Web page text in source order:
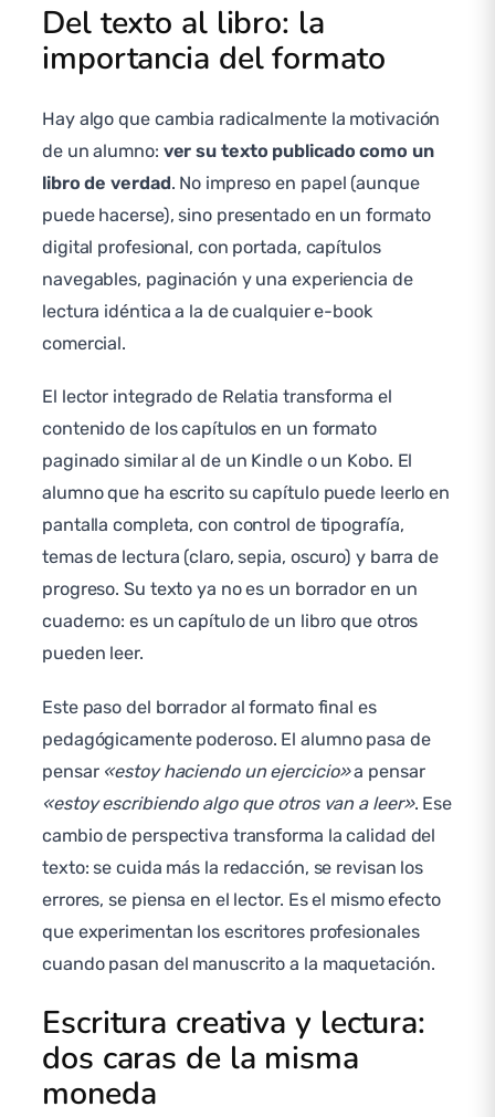
Del texto al libro: la
importancia del formato
Hay algo que cambia radicalmente la motivación
de un alumno: ver su texto publicado como un
libro de verdad. No impreso en papel (aunque
puede hacerse), sino presentado en un formato
digital profesional, con portada, capítulos
navegables, paginación y una experiencia de
lectura idéntica a la de cualquier e-book
comercial.
El lector integrado de Relatia transforma el
contenido de los capítulos en un formato
paginado similar al de un Kindle o un Kobo. El
alumno que ha escrito su capítulo puede leerlo en
pantalla completa, con control de tipografía,
temas de lectura (claro, sepia, oscuro) y barra de
progreso. Su texto ya no es un borrador en un
cuaderno: es un capítulo de un libro que otros
pueden leer.
Este paso del borrador al formato final es
pedagógicamente poderoso. El alumno pasa de
pensar «estoy haciendo un ejercicio»a pensar
«estoy escribiendo algo que otros van a leer». Ese
cambio de perspectiva transforma la calidad del
texto: se cuida más la redacción, se revisan los
errores, se piensa en el lector. Es el mismo efecto
que experimentan los escritores profesionales
cuando pasan del manuscrito a la maquetación.
Escritura creativa y lectura:
dos caras de la misma
moneda